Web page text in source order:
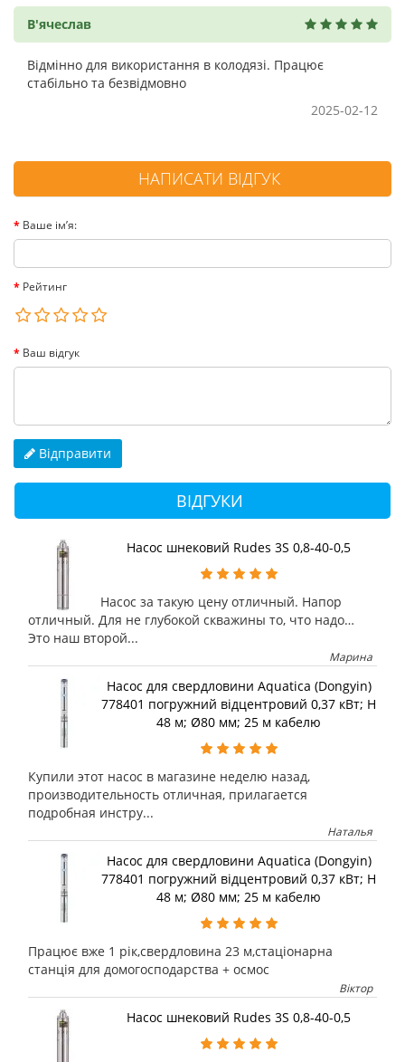
В'ячеслав
Відмінно для використання в колодязі. Працює
стабільно та безвідмовно
2025-02-12
НАПИСАТИ ВІДГУК
Ваше ім’я:
Рейтинг
Ваш відгук
Відправити
ВІДГУКИ
Насос шнековий Rudes 3S 0,8-40-0,5
Насос за такую цену отличный. Напор
отличный. Для не глубокой скважины то, что надо…
Это наш второй...
Марина
Насос для свердловини Aquatica (Dongyin)
778401 погружний відцентровий 0,37 кВт; H
48 м; Ø80 мм; 25 м кабелю
Купили этот насос в магазине неделю назад,
производительность отличная, прилагается
подробная инстру...
Наталья
Насос для свердловини Aquatica (Dongyin)
778401 погружний відцентровий 0,37 кВт; H
48 м; Ø80 мм; 25 м кабелю
Працює вже 1 рік,свердловина 23 м,стаціонарна
станція для домогосподарства + осмос
Віктор
Насос шнековий Rudes 3S 0,8-40-0,5